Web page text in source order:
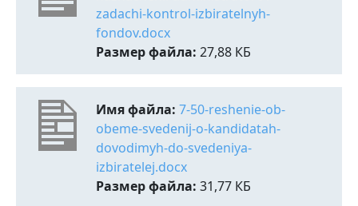
zadachi-kontrol-izbiratelnyh-
fondov.docx
Размер файла: 27,88 КБ
Имя файла: 7-50-reshenie-ob-
obeme-svedenij-o-kandidatah-
dovodimyh-do-svedeniya-
izbiratelej.docx
Размер файла: 31,77 КБ